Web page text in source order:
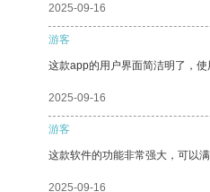
2025-09-16
游客
这款app的用户界面简洁明了，
2025-09-16
游客
这款软件的功能非常强大，可以
2025-09-16